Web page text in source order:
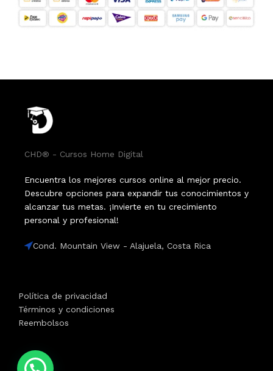
CHD® - Cursos Home Digital
Encuentra los mejores cursos online al mejor precio.
Descubre opciones para expandir tus conocimientos y
alcanzar tus metas. ¡Invierte en tu crecimiento
personal y profesional!
Cond. Mountain View - Alajuela, Costa Rica
Política de privacidad
Términos y condiciones
Reembolsos